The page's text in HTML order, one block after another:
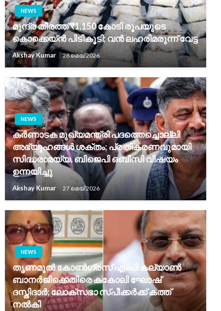
NEWS
മുന്ദ്ര തീരത്ത് ₹1,150 കോടി രൂപയുടെ
കൊക്കെയ്ൻ പിടികൂടി; വൻ ലഹരിമരുന്ന് വേട്ട
Akshay Kumar 28 മെയ്‌ 2026
NEWS
കർണാടക മുഖ്യമന്ത്രി പദത്തെച്ചൊല്ലി
അഭ്യൂഹങ്ങൾ ശക്തം; പ്രതികരണവുമായി
സിദ്ധരാമയ്യ, ബിജെപി ഒബിസി വിഷയം
ഉന്നയിച്ചു
Akshay Kumar 27 മെയ്‌ 2026
NEWS
തൃണമൂൽ കോൺഗ്രസ് എംപി കല്യാൺ
ബാനർജിക്കെതിരെ കകോലി ഘോഷ്
ദസ്തിദാർ; ലോക്സഭാ സ്പീക്കർക്ക് കത്ത്
നൽകി